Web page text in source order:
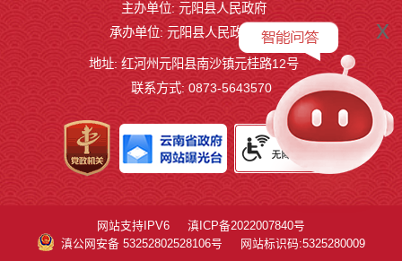
x
主办单位: 元阳县人民政府
承办单位: 元阳县人民政府办公室
地址: 红河州元阳县南沙镇元桂路12号
联系方式: 0873-5643570
网站支持IPV6
滇ICP备2022007840号
滇公网安备 53252802528106号
网站标识码:5325280009